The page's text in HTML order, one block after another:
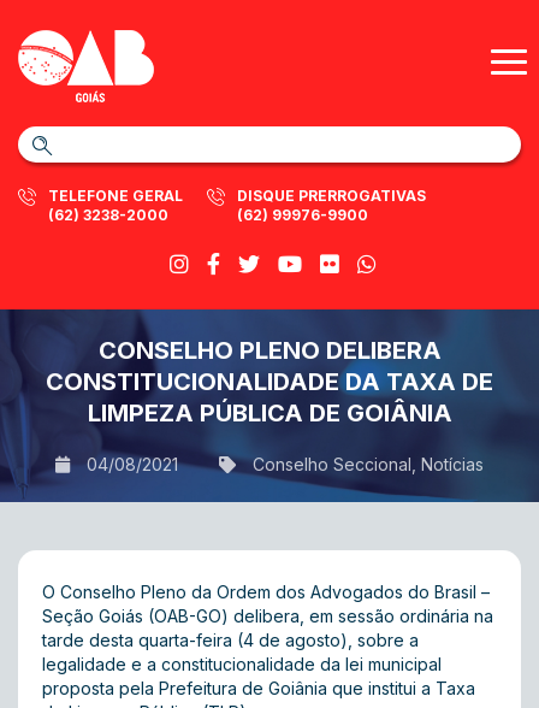
TELEFONE GERAL
(62) 3238-2000
DISQUE PRERROGATIVAS
(62) 99976-9900
CONSELHO PLENO DELIBERA
CONSTITUCIONALIDADE DA TAXA DE
LIMPEZA PÚBLICA DE GOIÂNIA
04/08/2021 Conselho Seccional Notícias
O Conselho Pleno da Ordem dos Advogados do Brasil –
Seção Goiás (OAB-GO) delibera, em sessão ordinária na
tarde desta quarta-feira (4 de agosto), sobre a
legalidade e a constitucionalidade da lei municipal
proposta pela Prefeitura de Goiânia que institui a Taxa